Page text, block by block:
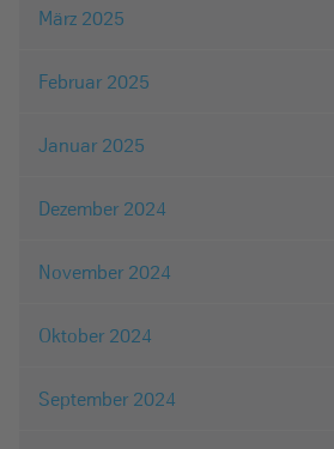
März 2025
Februar 2025
Januar 2025
Dezember 2024
November 2024
Oktober 2024
September 2024